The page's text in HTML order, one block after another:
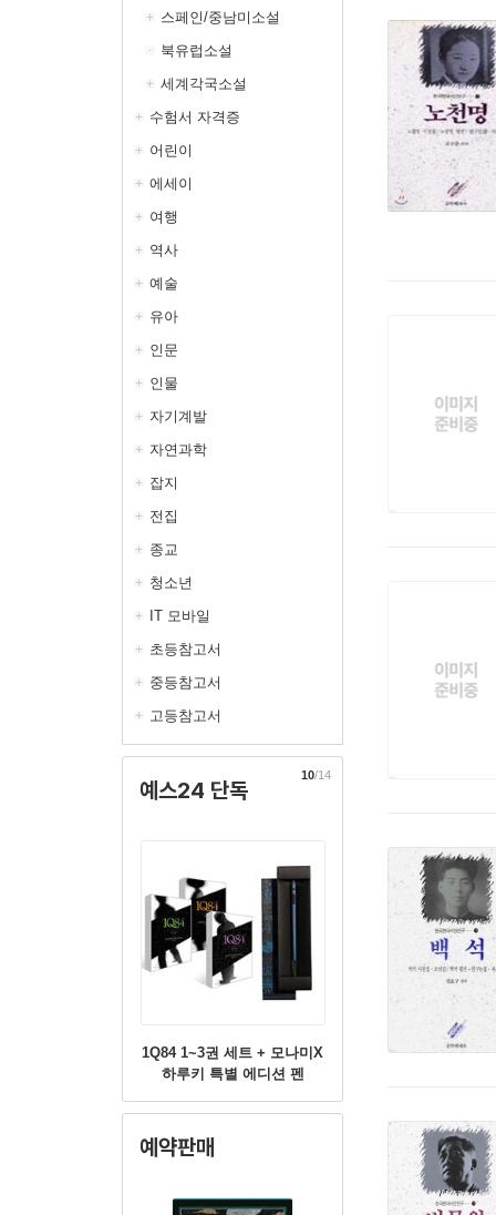
스페인/중남미소설
북유럽소설
세계각국소설
수험서 자격증
어린이
에세이
여행
역사
예술
유아
인문
인물
자기계발
자연과학
잡지
전집
종교
청소년
IT 모바일
초등참고서
중등참고서
고등참고서
예스24 단독
1Q84 1~3권 세트 + 모나미X
하루키 특별 에디션 펜
10/14
예약판매